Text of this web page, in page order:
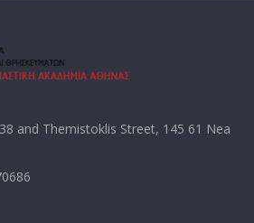
and Themistoklis Street, 145 61 Nea